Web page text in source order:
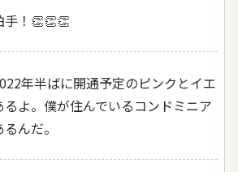
！👏👏👏
年半ばに開通予定のピンクとイエ
るよ。僕が住んでいるコンドミニア
んだ。